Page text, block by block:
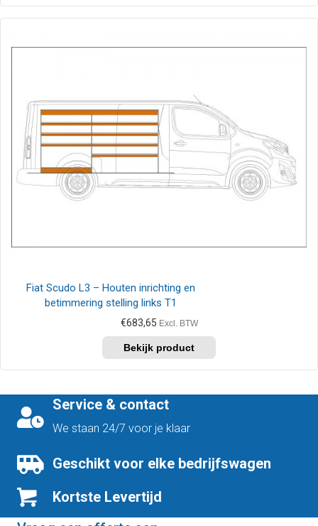
Fiat Scudo L3 – Houten inrichting en
betimmering stelling links T1
€683,65 Excl. BTW
Service & contact
We staan 24/7 voor je klaar
Geschikt voor elke bedrijfswagen
Kortste Levertijd